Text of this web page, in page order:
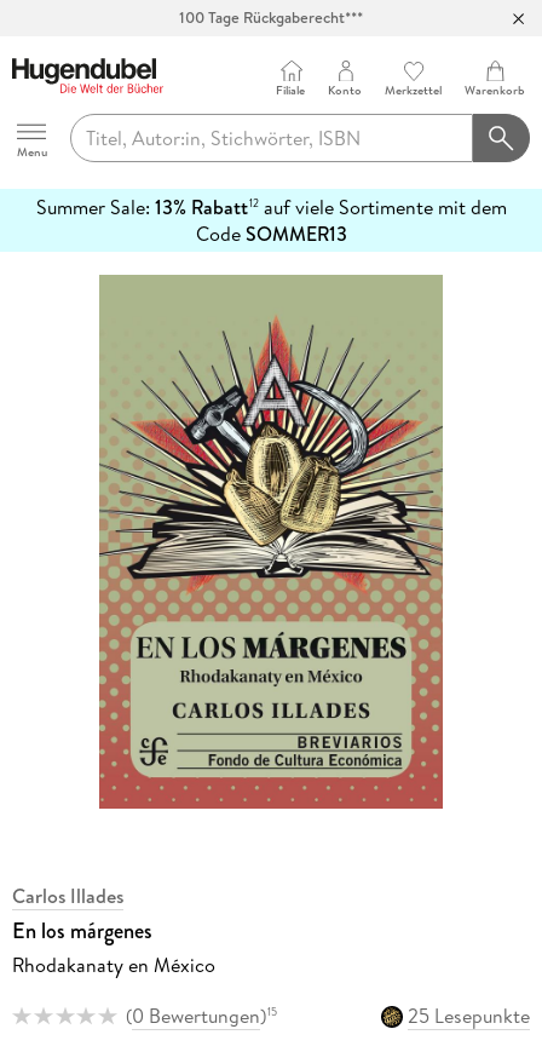
100 Tage Rückgaberecht***
Hugendubel
Menu
Filiale Konto Merkzettel Warenkorb
Summer Sale: 13% Rabatt12auf viele Sortimente mit dem
CodeSOMMER13
erfahren
Carlos Illades
En los márgenes
Rhodakanaty en México
(0 Bewertungen)15
25 Lesepunkte